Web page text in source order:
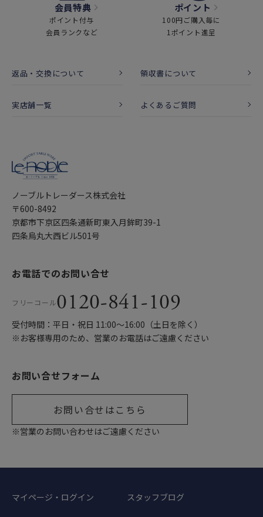
会員特典
ポイント付与
会員ランクなど
ポイント
100円ご購入毎に
1ポイント進呈
返品・交換について 領収書について
実店舗一覧 よくあるご質問
ノーブルトレーダース株式会社
〒600-8492
京都市下京区四条通新町東入月鉾町39-1
四条烏丸大西ビル501号
お電話でのお問い合せ
フリーコール0120-841-109
受付時間：平日・祝日 11:00〜16:00（土日を除く）
※お客様専用のため、営業のお電話はご遠慮ください
お問い合せフォーム
お問い合せはこちら
※営業のお問い合わせはご遠慮ください
マイページ・ログイン
スタッフブログ